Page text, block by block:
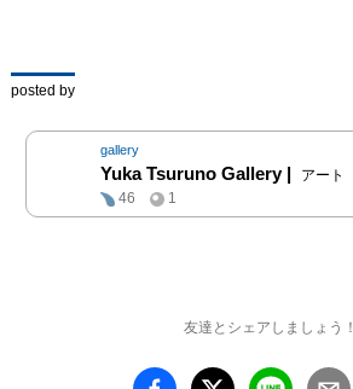
posted by
gallery
Yuka Tsuruno Gallery|
アート
46
1
友達とシェアしましょう！